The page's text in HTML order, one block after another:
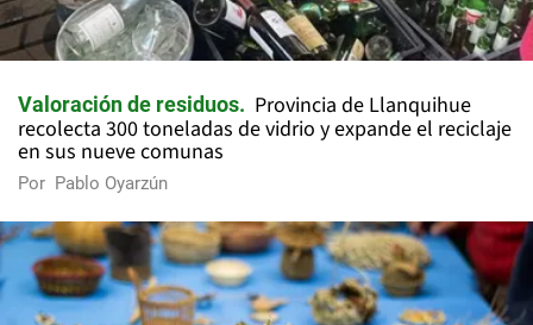
Valoración de residuos
Provincia de Llanquihue
recolecta 300 toneladas de vidrio y expande el reciclaje
en sus nueve comunas
Por Pablo Oyarzún